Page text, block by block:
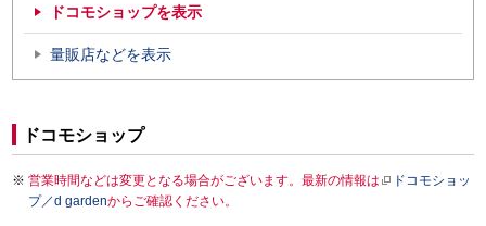
ドコモショップを表示
量販店などを表示
ドコモショップ
営業時間などは変更となる場合がございます。最新の情報は
ドコモショッ
プ／d gardenからご確認ください。